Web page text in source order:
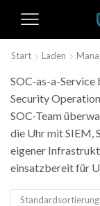
Start Laden
SOC-as-a-
Security
SOC-Team
die Uhr mit SIEM,
eigener
einsatzbereit für